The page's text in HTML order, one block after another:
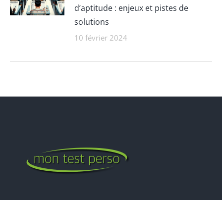
d’aptitude : enjeux et pistes de
solutions
10 février 2024